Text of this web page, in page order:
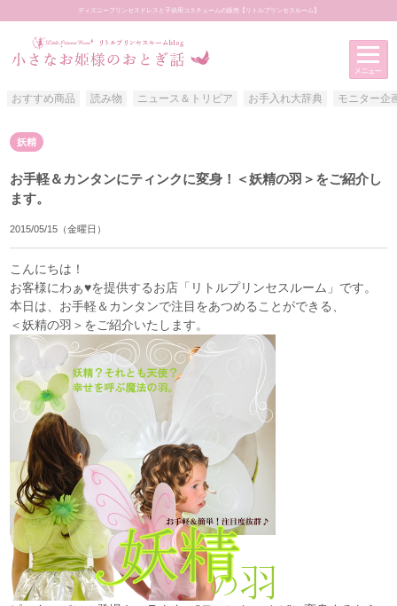
ディズニープリンセスドレスと子供用コスチュームの販売【リトルプリンセスルーム】
おすすめ商品 読み物 ニュース＆トリビア お手入れ大辞典 モニター企
妖精
お手軽＆カンタンにティンクに変身！＜妖精の羽＞をご紹介し
ます。
2015/05/15（金曜日）
こんにちは！
お客様にわぁ♥を提供するお店「 リトルプリンセスルーム 」です。
本日は、お手軽＆カンタンで注目をあつめることができる、
＜妖精の羽＞をご紹介いたします。
お手入れ大辞典
お客様写真館